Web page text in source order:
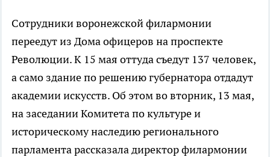
Сотрудники воронежской филармонии
переедут из Дома офицеров на проспекте
Революции. К 15 мая оттуда съедут 137 человек,
а само здание по решению губернатора отдадут
академии искусств. Об этом во вторник, 13 мая,
на заседании Комитета по культуре и
историческому наследию регионального
парламента рассказала директор филармонии